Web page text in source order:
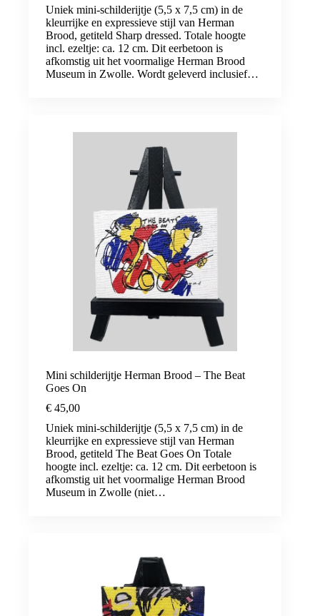
Uniek mini-schilderijtje (5,5 x 7,5 cm) in de
kleurrijke en expressieve stijl van Herman
Brood, getiteld Sharp dressed. Totale hoogte
incl. ezeltje: ca. 12 cm. Dit eerbetoon is
afkomstig uit het voormalige Herman Brood
Museum in Zwolle. Wordt geleverd inclusief…
Mini schilderijtje Herman Brood – The Beat
Goes On
€ 45,00
Uniek mini-schilderijtje (5,5 x 7,5 cm) in de
kleurrijke en expressieve stijl van Herman
Brood, getiteld The Beat Goes On Totale
hoogte incl. ezeltje: ca. 12 cm. Dit eerbetoon is
afkomstig uit het voormalige Herman Brood
Museum in Zwolle (niet…